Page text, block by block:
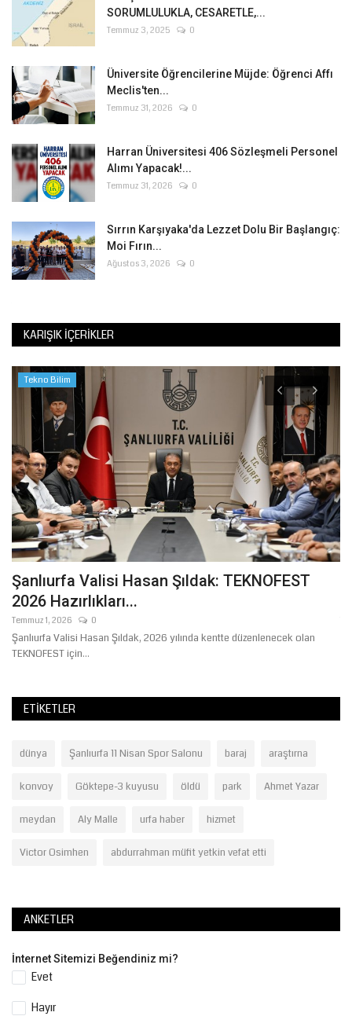
SORUMLULUKLA, CESARETLE,...
Temmuz 3, 2025 0
Üniversite Öğrencilerine Müjde: Öğrenci Affı
Meclis'ten...
Temmuz 31, 2026 0
Harran Üniversitesi 406 Sözleşmeli Personel
Alımı Yapacak!...
Temmuz 31, 2026 0
Sırrın Karşıyaka'da Lezzet Dolu Bir Başlangıç:
Moi Fırın...
Ağustos 3, 2026 0
KARIŞIK İÇERIKLER
Tekno Bilim
Şanlıurfa Valisi Hasan Şıldak: TEKNOFEST
2026 Hazırlıkları...
Temmuz 1, 2026 0
Şanlıurfa Valisi Hasan Şıldak, 2026 yılında kentte düzenlenecek olan
TEKNOFEST için...
ETIKETLER
dünya Şanlıurfa 11 Nisan Spor Salonu baraj araştırna
konvoy Göktepe-3 kuyusu öldü park Ahmet Yazar
meydan Aly Malle urfa haber hizmet
Victor Osimhen abdurrahman müfit yetkin vefat etti
ANKETLER
İnternet Sitemizi Beğendiniz mi?
Evet
Hayır